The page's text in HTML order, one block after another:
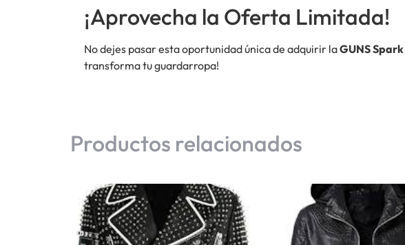
¡Aprovecha la Oferta Limitada!
No dejes pasar esta oportunidad única de adquirir laGUNS Spark
transforma tu guardarropa!
Productos relacionados